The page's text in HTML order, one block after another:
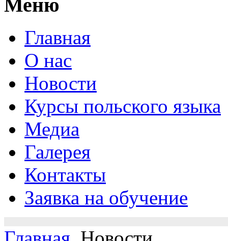
Меню
Главная
О нас
Новости
Курсы польского языка
Медиа
Галерея
Контакты
Заявка на обучение